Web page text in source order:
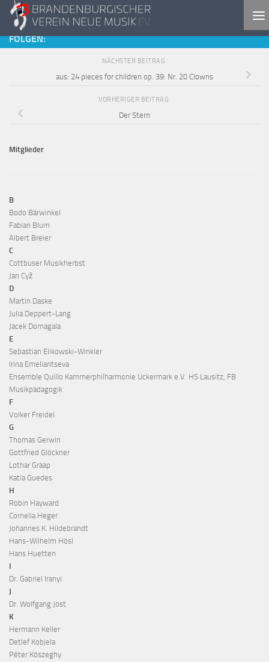
Zum Inhalt springen
FOLGEN:
NÄCHSTER BEITRAG
aus: 24 pieces for children op. 39: Nr. 20 Clowns
VORHERIGER BEITRAG
Der Stern
Mitglieder
B
Bodo Bärwinkel
Fabian Blum
Albert Breier
C
Cottbuser Musikherbst
Jan Cyž
D
Martin Daske
Julia Deppert-Lang
Jacek Domagala
E
Sebastian Elikowski-Winkler
Irina Emeliantseva
Ensemble Quillo Kammerphilharmonie Uckermark e.V. HS Lausitz, FB
Musikpädagogik
F
Volker Freidel
G
Thomas Gerwin
Gottfried Glöckner
Lothar Graap
Katia Guedes
H
Robin Hayward
Cornelia Heger
Johannes K. Hildebrandt
Hans-Wilhelm Hösl
Hans Huetten
I
Dr. Gabriel Iranyi
J
Dr. Wolfgang Jost
K
Hermann Keller
Detlef Kobjela
Péter Köszeghy